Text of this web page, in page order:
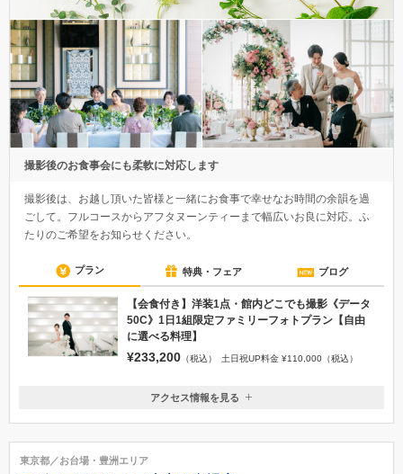
撮影後のお食事会にも柔軟に対応します
撮影後は、お越し頂いた皆様と一緒にお食事で幸せなお時間の余韻を過
ごして。フルコースからアフタヌーンティーまで幅広いお良に対応。ふ
たりのご希望をお知らせください。
プラン 特典・フェア ブログ
【会食付き】洋装1点・館内どこでも撮影《データ
50C》1日1組限定ファミリーフォトプラン【自由
に選べる料理】
¥233,200 （税込） 土日祝UP料金 ¥110,000（税込）
愛知県豊橋市柱四番町14-1
アクセス情報を見る
東京都／お台場・豊洲エリア